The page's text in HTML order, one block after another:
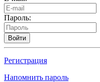
Пароль:
Войти
Регистрация
Напомнить пароль